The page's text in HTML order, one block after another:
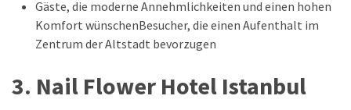
Gäste, die moderne Annehmlichkeiten und einen hohen
Komfort wünschenBesucher, die einen Aufenthalt im
Zentrum der Altstadt bevorzugen
3. Nail Flower Hotel Istanbul